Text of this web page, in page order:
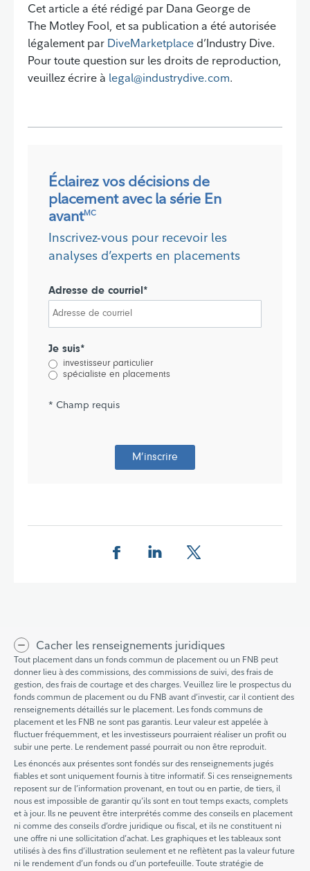
Cet article a été rédigé par Dana George de
The Motley Fool, et sa publication a été autorisée
légalement par DiveMarketplace d’Industry Dive.
Pour toute question sur les droits de reproduction,
veuillez écrire à legal@industrydive.com.
Éclairez vos décisions de
placement avec la série En
avantMC
Inscrivez-vous pour recevoir les
analyses d’experts en placements
Adresse de courriel*
Je suis*
investisseur particulier
spécialiste en placements
* Champ requis
M’inscrire
Cacher les renseignements juridiques
Tout placement dans un fonds commun de placement ou un FNB peut
donner lieu à des commissions, des commissions de suivi, des frais de
gestion, des frais de courtage et des charges. Veuillez lire le prospectus du
fonds commun de placement ou du FNB avant d’investir, car il contient des
renseignements détaillés sur le placement. Les fonds communs de
placement et les FNB ne sont pas garantis. Leur valeur est appelée à
fluctuer fréquemment, et les investisseurs pourraient réaliser un profit ou
subir une perte. Le rendement passé pourrait ou non être reproduit.
Les énoncés aux présentes sont fondés sur des renseignements jugés
fiables et sont uniquement fournis à titre informatif. Si ces renseignements
reposent sur de l’information provenant, en tout ou en partie, de tiers, il
nous est impossible de garantir qu’ils sont en tout temps exacts, complets
et à jour. Ils ne peuvent être interprétés comme des conseils en placement
ni comme des conseils d’ordre juridique ou fiscal, et ils ne constituent ni
une offre ni une sollicitation d’achat. Les graphiques et les tableaux sont
utilisés à des fins d’illustration seulement et ne reflètent pas la valeur future
ni le rendement d’un fonds ou d’un portefeuille. Toute stratégie de